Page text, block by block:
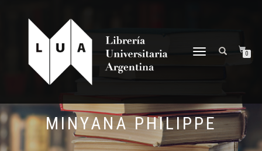
NAVEGACIÓN
0
MINYANA PHILIPPE